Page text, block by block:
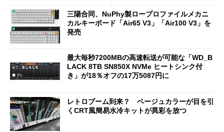
三陽合同、NuPhy製ロープロファイルメカニ
カルキーボード「Air65 V3」「Air100 V3」を
発売
最大毎秒7200MBの高速転送が可能な「WD_B
LACK 8TB SN850X NVMe ヒートシンク付
き」が18％オフの17万5087円に
レトロブーム到来？ ベージュカラーが目を引
くCRT風簡易水冷キットが異彩を放つ